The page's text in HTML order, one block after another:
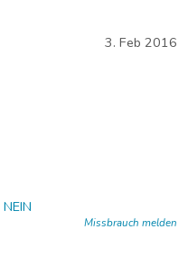
3. Feb 2016
NEIN
Missbrauch melden